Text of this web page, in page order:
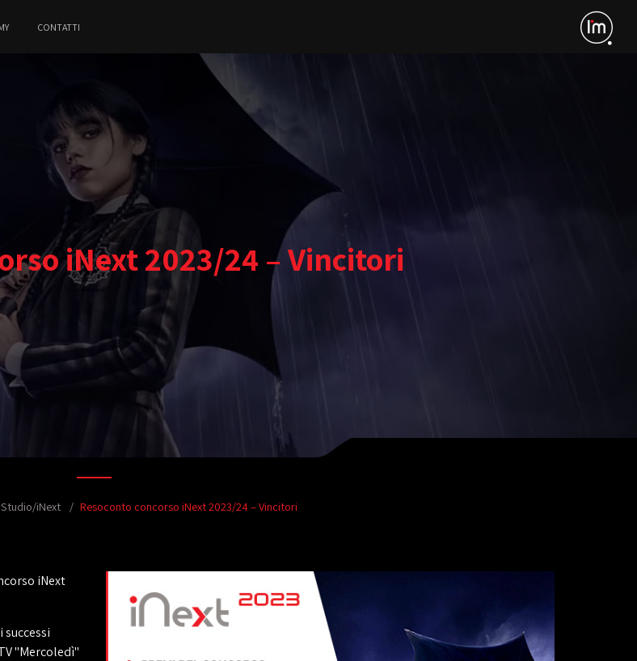
CONTATTI
iNext 2023/24 – Vincitori
iNext Resoconto concorso iNext 2023/24 – Vincitori
iNext
"Mercoledì"